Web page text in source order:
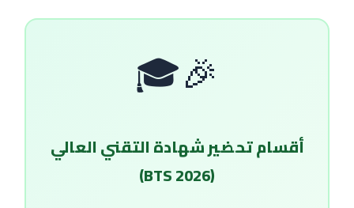
🎉🎓
أقسام تحضير شهادة التقني العالي
(BTS 2026)